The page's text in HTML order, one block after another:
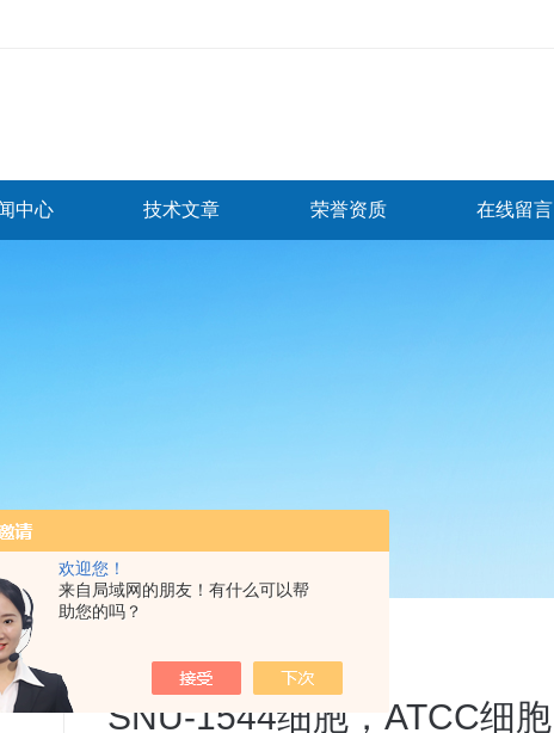
欢迎您！
来自局域网的朋友！有什么可以帮
助您的吗？
中心 技术文章 荣誉资质 在线留言
1544细胞，ATCC细胞
SNU-1544细胞，ATCC细胞